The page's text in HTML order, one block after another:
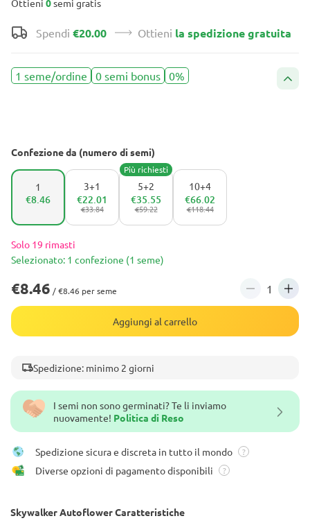
I semi non sono germinati? Te li inviamo
nuovamente! Politica di Reso
Spedizione sicura e discreta in tutto il mondo ?
Diverse opzioni di pagamento disponibili ?
Skywalker Autoflower Caratteristiche
Ottieni 0semi gratis
Spendi €20.00 Ottieni la spedizione gratuita
1 seme/ordine 0 semi bonus 0%
Confezione da (numero di semi)
1
€8.46
3+1
€33.84
€22.01
5+2
Più richiesti
€59.22
€35.55
10+4
€118.44
€66.02
Solo 19 rimasti
Selezionato: 1 confezione (1 seme)
€8.46 / €8.46 per seme
Aggiungi al carrello
Spedizione: minimo 2 giorni